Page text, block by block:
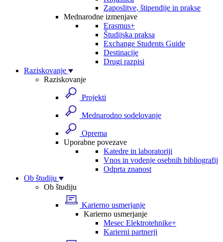
Zaposlitve, štipendije in prakse
Mednarodne izmenjave
Erasmus+
Študijska praksa
Exchange Students Guide
Destinacije
Drugi razpisi
Raziskovanje
Raziskovanje
Projekti
Mednarodno sodelovanje
Oprema
Uporabne povezave
Katedre in laboratoriji
Vnos in vodenje osebnih bibliografij
Odprta znanost
Ob študiju
Ob študiju
Karierno usmerjanje
Karierno usmerjanje
Mesec Elektrotehnike+
Karierni partnerji